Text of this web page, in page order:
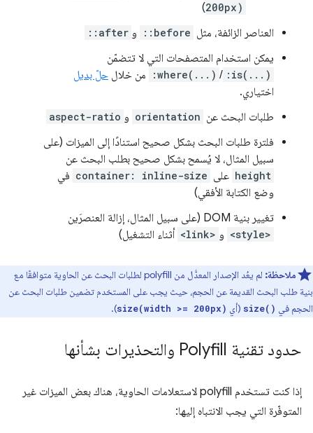
200px)
)
العناصر الزائفة، مثل ::before و ::after
يمكن استخدام المتصفحات التي لا تتضمّن
:is(...)
/
:where(...) من خلال حلّ بديل
اختياري.
طلبات البحث عن orientation و aspect-ratio
فلترة طلبات البحث بشكل صحيح استنادًا إلى الميزات (على
سبيل المثال، لا يُسمح بشكل صحيح بطلب البحث عن
height على container: inline-size في
وضع الكتابة الأفقي)
تغيير بنية DOM (على سبيل المثال، إزالة العنصرَين
<style> و <link> أثناء التشغيل)
ملاحظة:
لم يعُد الإصدار المعدَّل من polyfill لطلبات البحث عن الحاوية متوافقًا مع
بنية طلب البحث القديمة عن الحجم، حيث يجب على المستخدم تضمين طلبات البحث عن
الحجم في size() (أي size(width >= 200px)
).
حدود تقنية Polyfill والتحذيرات بشأنها
إذا كنت تستخدم polyfill لاستعلامات الحاوية، هناك بعض الميزات غير
المتوفّرة التي يجب الانتباه إليها: